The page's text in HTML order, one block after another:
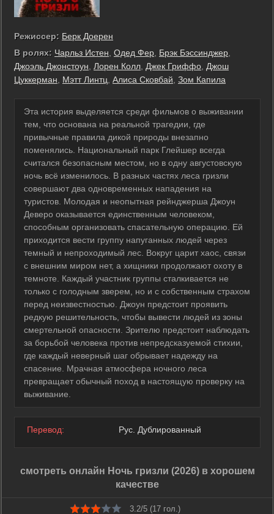
Режиссер: Берк Доерен
В ролях: Чарльз Истен Одед Фер Брэк Бэссинджер
Джоэль Джонстоун
Лорен Колл Джек Гриффо Джош
Цуккерман
Мэтт Линтц Алиса Сковбай Зом Капила
Эта история выделяется среди фильмов о выживании
тем, что основана на реальной трагедии, где
привычные правила дикой природы внезапно
поменялись. Национальный парк Глейшер всегда
считался безопасным местом, но в одну августовскую
ночь всё изменилось. В разных частях леса гризли
совершают два одновременных нападения на
туристов. Молодая и неопытная рейнджерша Джоун
Деверо оказывается единственным человеком,
способным организовать спасательную операцию. Ей
приходится вести группу напуганных людей через
темный и непроходимый лес. Вокруг царит хаос, связи
с внешним миром нет, а хищники продолжают охоту в
темноте. Каждый участник группы сталкивается не
только с голодным зверем, но и с собственным страхом
перед неизвестностью. Джоун предстоит проявить
редкую решительность, чтобы вывести людей из зоны
смертельной опасности. Зрителю предстоит наблюдать
за борьбой человека против непредсказуемой стихии,
где каждый неверный шаг обрывает надежду на
спасение. Мрачная атмосфера ночного леса
превращает обычный поход в настоящую проверку на
выживание.
Перевод: Рус. Дублированный
смотреть онлайн Ночь гризли (2026) в хорошем
качестве
3.2/5 (17 гол.)